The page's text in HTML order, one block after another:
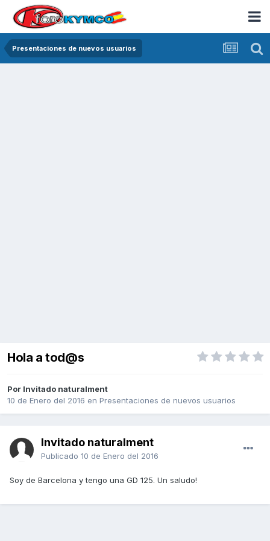
Presentaciones de nuevos usuarios
Hola a tod@s
Por Invitado naturalment
10 de Enero del 2016 en Presentaciones de nuevos usuarios
Invitado naturalment
Publicado 10 de Enero del 2016
Soy de Barcelona y tengo una GD 125. Un saludo!